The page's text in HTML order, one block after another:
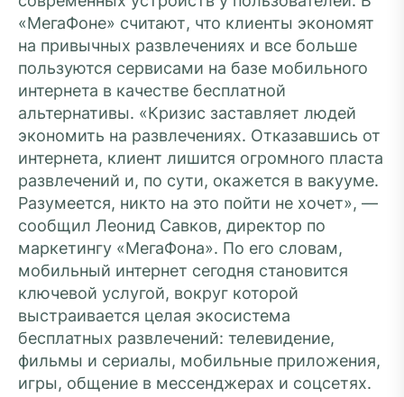
«МегаФоне» считают, что клиенты экономят
на привычных развлечениях и все больше
пользуются сервисами на базе мобильного
интернета в качестве бесплатной
альтернативы. «Кризис заставляет людей
экономить на развлечениях. Отказавшись от
интернета, клиент лишится огромного пласта
развлечений и, по сути, окажется в вакууме.
Разумеется, никто на это пойти не хочет», —
сообщил Леонид Савков, директор по
маркетингу «МегаФона». По его словам,
мобильный интернет сегодня становится
ключевой услугой, вокруг которой
выстраивается целая экосистема
бесплатных развлечений: телевидение,
фильмы и сериалы, мобильные приложения,
игры, общение в мессенджерах и соцсетях.